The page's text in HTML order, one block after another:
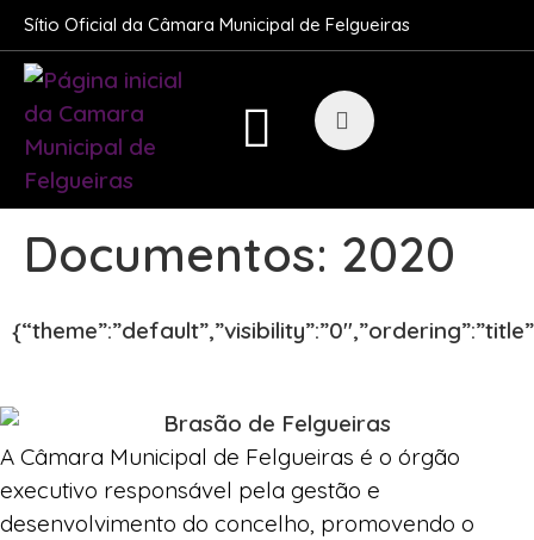
Sítio Oficial da Câmara Municipal de Felgueiras
Documentos: 2020
A Câmara Municipal de Felgueiras é o órgão
executivo responsável pela gestão e
desenvolvimento do concelho, promovendo o